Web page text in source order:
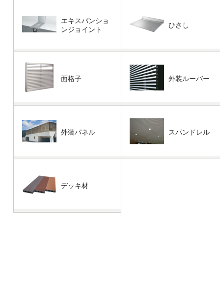
エキスパンショ
ンジョイント
ひさし
面格子 外装ルーバー
外装パネル スパンドレル
デッキ材